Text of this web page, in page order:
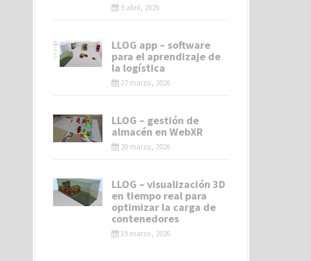
9 abril, 2026
LLOG app – software
para el aprendizaje de
la logística
27 marzo, 2026
LLOG – gestión de
almacén en WebXR
20 marzo, 2026
LLOG – visualización 3D
en tiempo real para
optimizar la carga de
contenedores
19 marzo, 2026